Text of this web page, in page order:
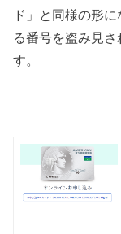
ド」と同様の形
る番号を盗み見
す。